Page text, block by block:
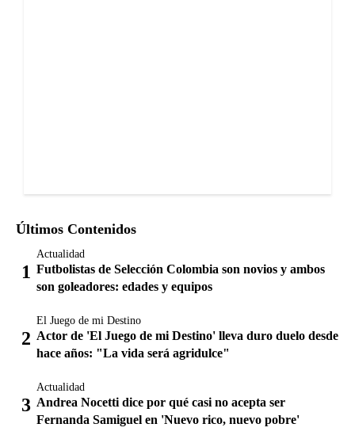
Últimos Contenidos
Actualidad
Futbolistas de Selección Colombia son novios y ambos
son goleadores: edades y equipos
El Juego de mi Destino
Actor de 'El Juego de mi Destino' lleva duro duelo desde
hace años: "La vida será agridulce"
Actualidad
Andrea Nocetti dice por qué casi no acepta ser
Fernanda Samiguel en 'Nuevo rico, nuevo pobre'